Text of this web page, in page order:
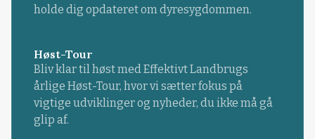
holde dig opdateret om dyresygdommen.
Høst-Tour
Bliv klar til høst med Effektivt Landbrugs
årlige Høst-Tour, hvor vi sætter fokus på
vigtige udviklinger og nyheder, du ikke må gå
glip af.